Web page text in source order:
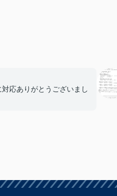
応ありがとうございまし